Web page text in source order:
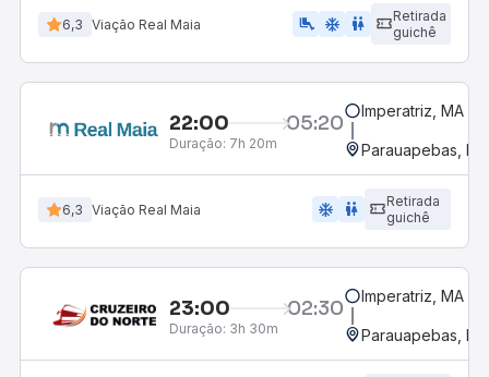
6,3 Viação Real Maia airline_seat_legroom_extra ac_unit wc
Retirada
guichê
22:00 05:20
Duração: 7h 20m
Imperatriz, MA
Parauapebas, PA
6,3 Viação Real Maia ac_unit wc
Retirada
guichê
23:00 02:30
Duração: 3h 30m
Imperatriz, MA
Parauapebas, PA